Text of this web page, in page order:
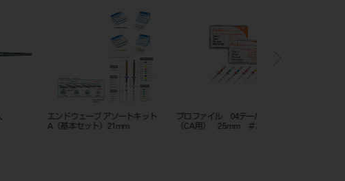
エンドウェーブ アソートキット
A（基本セット）21mm
プロファイル 04テーパー
（CA用） 25mm ＃2～7